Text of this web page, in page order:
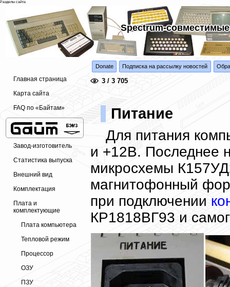
Spectrum-
Главная страница
Карта сайта
FAQ по «Байтам»
Завод-изготовитель
Статистика выпуска
Внешний вид
Комплектация
Плата и
комплектующие
Плата компьютера
Тепловой режим
Процессор
ОЗУ
ПЗУ
Разделы сайта
Donate Подписка на рассылку новостей
3 / 3 705
Питание
Для питания
и +12В. Последнее
микросхемы
магнитофонный
при подключении
КР1818ВГ93 и